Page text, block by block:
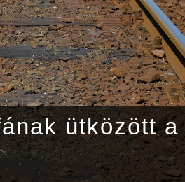
ütközött a